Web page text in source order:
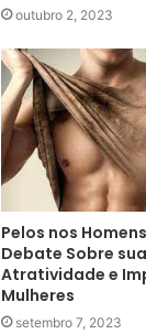
outubro 2, 2023
Pelos nos
Debate Sobre sua
Atratividade e
Mulheres
setembro 7, 2023